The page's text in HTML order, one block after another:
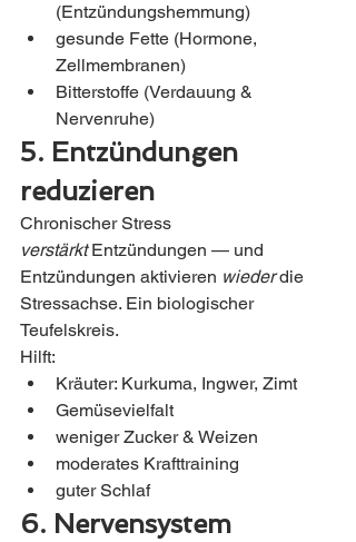
(Entzündungshemmung)
gesunde Fette (Hormone,
Zellmembranen)
Bitterstoffe (Verdauung &
Nervenruhe)
5. Entzündungen
reduzieren
Chronischer Stress
verstärkt Entzündungen — und
Entzündungen aktivieren wieder die
Stressachse. Ein biologischer
Teufelskreis.
Hilft:
Kräuter: Kurkuma, Ingwer, Zimt
Gemüsevielfalt
weniger Zucker & Weizen
moderates Krafttraining
guter Schlaf
6. Nervensystem